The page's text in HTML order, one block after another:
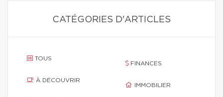
CATÉGORIES D'ARTICLES
TOUS
À DÉCOUVRIR
FINANCES
IMMOBILIER